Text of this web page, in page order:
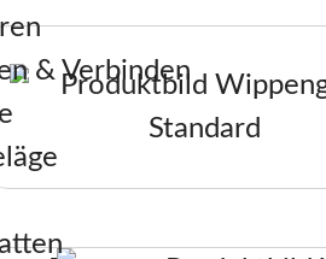
& Verbinden